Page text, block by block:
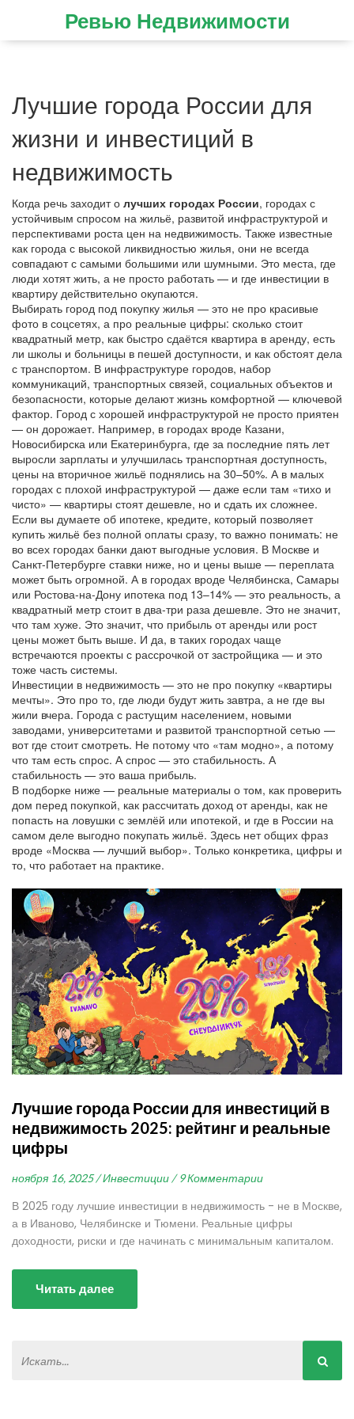
Ревью Недвижимости
Лучшие города России для
жизни и инвестиций в
недвижимость
Когда речь заходит о лучших городах России, городах с
устойчивым спросом на жильё, развитой инфраструктурой и
перспективами роста цен на недвижимость. Также известные
как города с высокой ликвидностью жилья, они не всегда
совпадают с самыми большими или шумными. Это места, где
люди хотят жить, а не просто работать — и где инвестиции в
квартиру действительно окупаются.
Выбирать город под покупку жилья — это не про красивые
фото в соцсетях, а про реальные цифры: сколько стоит
квадратный метр, как быстро сдаётся квартира в аренду, есть
ли школы и больницы в пешей доступности, и как обстоят дела
с транспортом. В инфраструктуре городов, набор
коммуникаций, транспортных связей, социальных объектов и
безопасности, которые делают жизнь комфортной — ключевой
фактор. Город с хорошей инфраструктурой не просто приятен
— он дорожает. Например, в городах вроде Казани,
Новосибирска или Екатеринбурга, где за последние пять лет
выросли зарплаты и улучшилась транспортная доступность,
цены на вторичное жильё поднялись на 30–50%. А в малых
городах с плохой инфраструктурой — даже если там «тихо и
чисто» — квартиры стоят дешевле, но и сдать их сложнее.
Если вы думаете об ипотеке, кредите, который позволяет
купить жильё без полной оплаты сразу, то важно понимать: не
во всех городах банки дают выгодные условия. В Москве и
Санкт-Петербурге ставки ниже, но и цены выше — переплата
может быть огромной. А в городах вроде Челябинска, Самары
или Ростова-на-Дону ипотека под 13–14% — это реальность, а
квадратный метр стоит в два-три раза дешевле. Это не значит,
что там хуже. Это значит, что прибыль от аренды или рост
цены может быть выше. И да, в таких городах чаще
встречаются проекты с рассрочкой от застройщика — и это
тоже часть системы.
Инвестиции в недвижимость — это не про покупку «квартиры
мечты». Это про то, где люди будут жить завтра, а не где вы
жили вчера. Города с растущим населением, новыми
заводами, университетами и развитой транспортной сетью —
вот где стоит смотреть. Не потому что «там модно», а потому
что там есть спрос. А спрос — это стабильность. А
стабильность — это ваша прибыль.
В подборке ниже — реальные материалы о том, как проверить
дом перед покупкой, как рассчитать доход от аренды, как не
попасть на ловушки с землёй или ипотекой, и где в России на
самом деле выгодно покупать жильё. Здесь нет общих фраз
вроде «Москва — лучший выбор». Только конкретика, цифры и
то, что работает на практике.
Лучшие города России для инвестиций в
недвижимость 2025: рейтинг и реальные
цифры
ноября 16, 2025 / Инвестиции / 9 Комментарии
В 2025 году лучшие инвестиции в недвижимость - не в Москве,
а в Иваново, Челябинске и Тюмени. Реальные цифры
доходности, риски и где начинать с минимальным капиталом.
Читать далее